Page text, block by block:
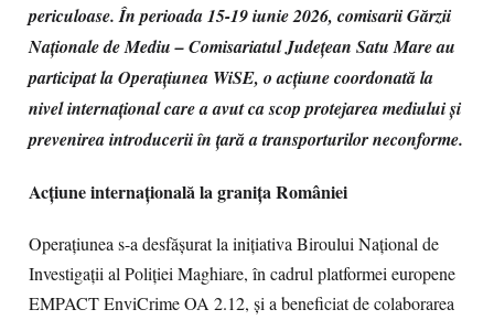
periculoase. În perioada 15-19 iunie 2026, comisarii Gărzii
Naționale de Mediu – Comisariatul Județean Satu Mare au
participat la Operațiunea WiSE, o acțiune coordonată la
nivel internațional care a avut ca scop protejarea mediului și
prevenirea introducerii în țară a transporturilor neconforme.
Acțiune internațională la granița României
Operațiunea s-a desfășurat la inițiativa Biroului Național de
Investigații al Poliției Maghiare, în cadrul platformei europene
EMPACT EnviCrime OA 2.12, și a beneficiat de colaborarea